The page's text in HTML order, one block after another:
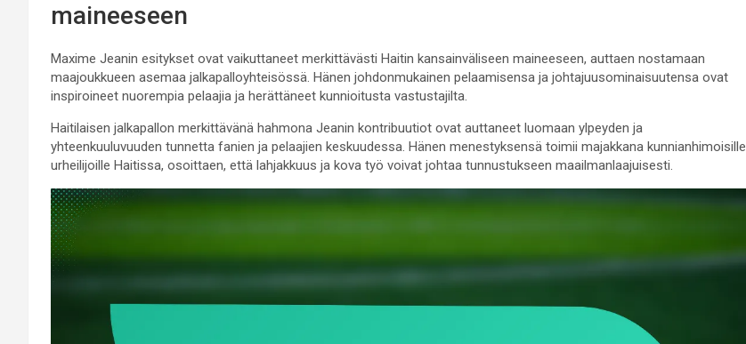
maineeseen
Maxime Jeanin esitykset ovat vaikuttaneet merkittävästi Haitin kansainväliseen maineeseen, auttaen nostamaan
maajoukkueen asemaa jalkapalloyhteisössä. Hänen johdonmukainen pelaamisensa ja johtajuusominaisuutensa ovat
inspiroineet nuorempia pelaajia ja herättäneet kunnioitusta vastustajilta.
Haitilaisen jalkapallon merkittävänä hahmona Jeanin kontribuutiot ovat auttaneet luomaan ylpeyden ja
yhteenkuuluvuuden tunnetta fanien ja pelaajien keskuudessa. Hänen menestyksensä toimii majakkana kunnianhimoisille
urheilijoille Haitissa, osoittaen, että lahjakkuus ja kova työ voivat johtaa tunnustukseen maailmanlaajuisesti.